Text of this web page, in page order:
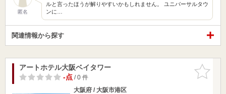
匿名
ルと言ったほうが解りやすいかもしれません。 ユニバーサルタウ
ンに…
関連情報から探す
お気に入
りに追加
アートホテル大阪ベイタワー
-点/ 0 件
大阪府 / 大阪市港区